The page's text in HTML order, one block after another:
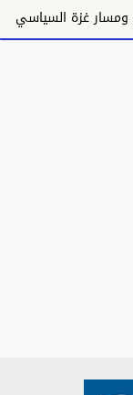
مكانة الغناء